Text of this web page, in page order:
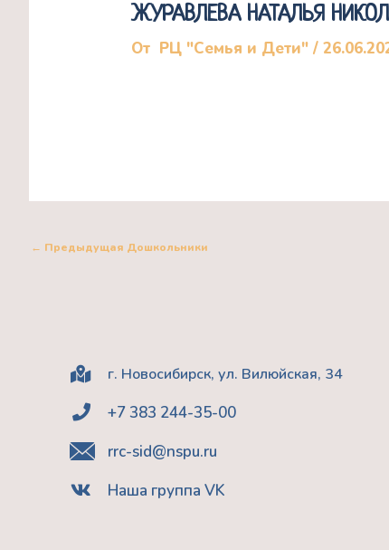
ЖУРАВЛЕВА НАТАЛЬЯ
От РЦ "Семья и Дети"/
← Предыдущая Дошкольники
г. Новосибирск, ул. Вилюйская, 34
+7 383 244-35-00
rrc-sid@nspu.ru
Наша группа VK